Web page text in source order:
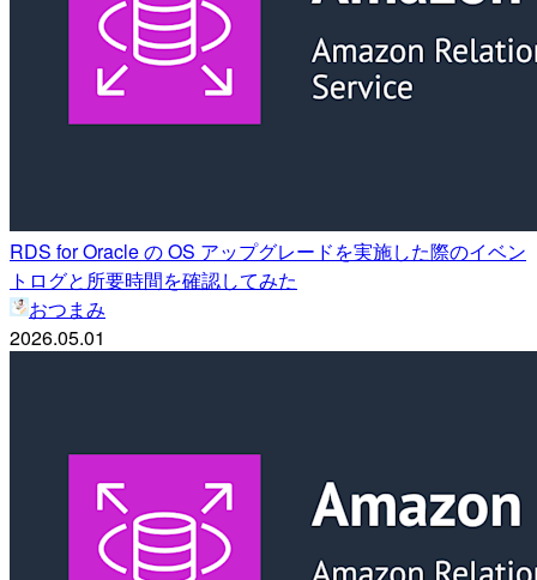
RDS for Oracle の OS アップグレードを実施した際のイベン
トログと所要時間を確認してみた
おつまみ
2026.05.01